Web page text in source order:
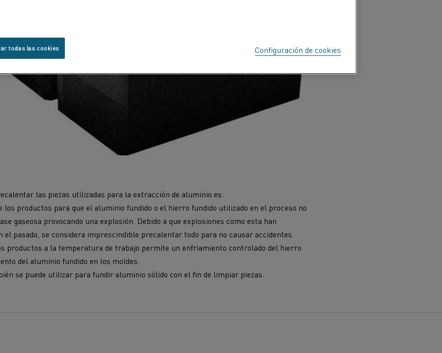
las piezas utilizadas para la extracción de aluminio es:
los productos para que el aluminio fundido o el hierro fundido utilizado en el proceso no
gaseosa provocando una explosión. Debido a que explosiones como esta han
pasado, se considera imprescindible precalentar todo para no causar accidentes.
productos a la temperatura de trabajo permite un enfriamiento controlado del hierro
del aluminio fundido en los moldes.
se puede utilizar para fundir aluminio sólido con el fin de limpiar piezas.
Configuración de cookies
todas las cookies